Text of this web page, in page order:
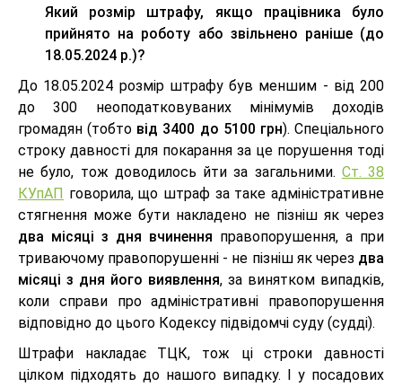
Який розмір штрафу, якщо працівника було
прийнято на роботу або звільнено раніше (до
18.05.2024 р.)?
До 18.05.2024 розмір штрафу був меншим - від 200
до 300 неоподатковуваних мінімумів доходів
громадян (тобто від 3400 до 5100 грн). Спеціального
строку давності для покарання за це порушення тоді
не було, тож доводилось йти за загальними. Ст. 38
КУпАП говорила, що штраф за таке адміністративне
стягнення може бути накладено не пізніш як через
два місяці з дня вчинення правопорушення, а при
триваючому правопорушенні - не пізніш як через два
місяці з дня його виявлення, за винятком випадків,
коли справи про адміністративні правопорушення
відповідно до цього Кодексу підвідомчі суду (судді).
Штрафи накладає ТЦК, тож ці строки давності
цілком підходять до нашого випадку. І у посадових